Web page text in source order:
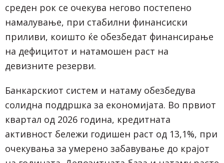
среден рок се очекува негово постепено
намалување, при стабилни финансиски
приливи, коишто ќе обезбедат финансирање
на дефицитот и натамошен раст на
девизните резерви.
Банкарскиот систем и натаму обезбедува
солидна поддршка за економијата. Во првиот
квартал од 2026 година, кредитната
активност бележи годишен раст од 13,1%, при
очекувања за умерено забавување до крајот